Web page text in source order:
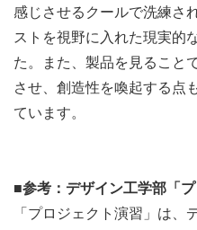
感じさせるクールで洗練さ
ストを視野に入れた現実的
た。また、製品を見ること
させ、創造性を喚起する点
ています。
■参考：デザイン工学部「プ
「プロジェクト演習」は